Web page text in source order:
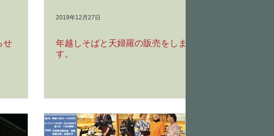
せ
2019年12月27日
年越しそばと天婦羅の販売をしま
す。